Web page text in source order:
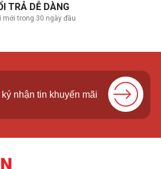
lập đồ họa High-Setting trở lên. Máy
biến hiện nay như PUBG PC, GTA V,
Minh Huyền Thoại, FIFA Online 4, Call of
TRẢ DỄ DÀNG
mới trong 30 ngày đầu